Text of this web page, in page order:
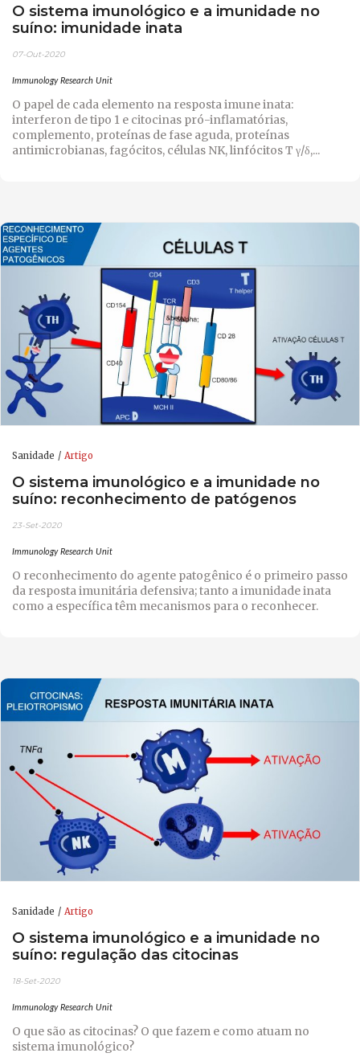
O sistema imunológico e a imunidade no
suíno: imunidade inata
07-Out-2020
Immunology Research Unit
O papel de cada elemento na resposta imune inata:
interferon de tipo 1 e citocinas pró-inflamatórias,
complemento, proteínas de fase aguda, proteínas
antimicrobianas, fagócitos, células NK, linfócitos T γ/δ,...
Sanidade Artigo
O sistema imunológico e a imunidade no
suíno: reconhecimento de patógenos
23-Set-2020
Immunology Research Unit
O reconhecimento do agente patogênico é o primeiro passo
da resposta imunitária defensiva; tanto a imunidade inata
como a específica têm mecanismos para o reconhecer.
Sanidade Artigo
O sistema imunológico e a imunidade no
suíno: regulação das citocinas
18-Set-2020
Immunology Research Unit
O que são as citocinas? O que fazem e como atuam no
sistema imunológico?